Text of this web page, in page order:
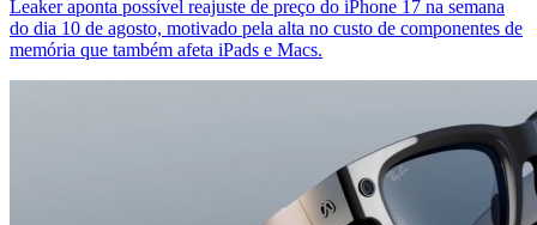
Leaker aponta possível reajuste de preço do iPhone 17 na semana
do dia 10 de agosto, motivado pela alta no custo de componentes de
memória que também afeta iPads e Macs.